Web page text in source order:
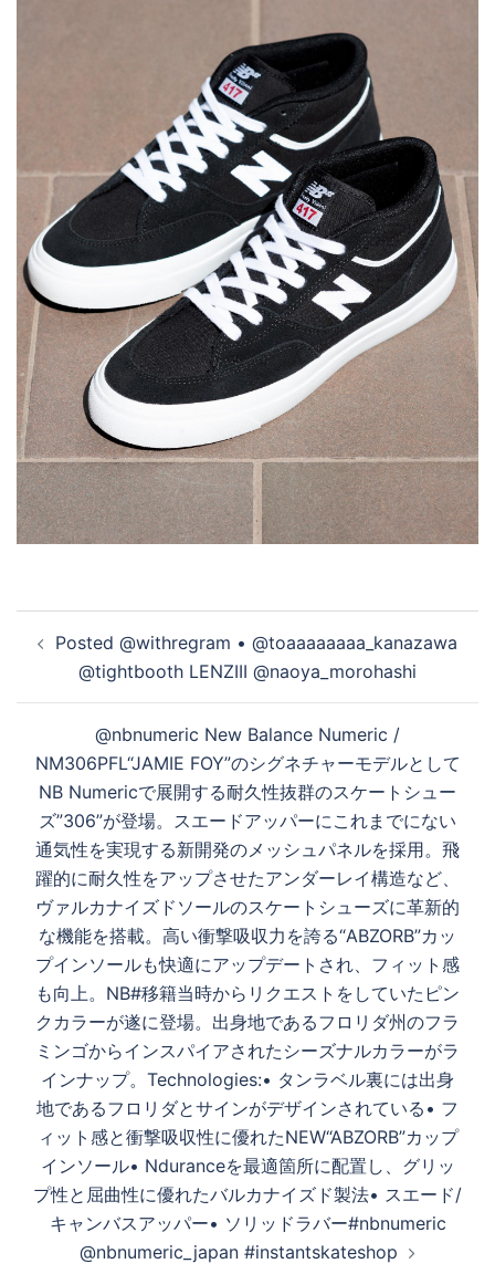
稿
ー
シ
ョ
ン
Posted @withregram • @toaaaaaaaa_kanazawa
@tightbooth LENZIII @naoya_morohashi
@nbnumeric New Balance Numeric /
NM306PFL“JAMIE FOY”のシグネチャーモデルとして
NB Numericで展開する耐久性抜群のスケートシュー
ズ”306”が登場。スエードアッパーにこれまでにない
通気性を実現する新開発のメッシュパネルを採⽤。飛
躍的に耐久性をアップさせたアンダーレイ構造など、
ヴァルカナイズドソールのスケートシューズに革新的
な機能を搭載。高い衝撃吸収⼒を誇る“ABZORB”カッ
プインソールも快適にアップデートされ、フィット感
も向上。NB#移籍当時からリクエストをしていたピン
クカラーが遂に登場。出身地であるフロリダ州のフラ
ミンゴからインスパイアされたシーズナルカラーがラ
インナップ。Technologies:• タンラベル裏には出⾝
地であるフロリダとサインがデザインされている• フ
ィット感と衝撃吸収性に優れたNEW“ABZORB”カップ
インソール• Nduranceを最適箇所に配置し、グリッ
プ性と屈曲性に優れたバルカナイズド製法• スエード/
キャンバスアッパー• ソリッドラバー#nbnumeric
@nbnumeric_japan #instantskateshop